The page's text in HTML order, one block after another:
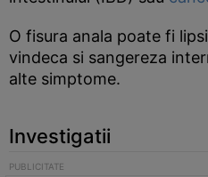
O fisura anala poate fi
vindeca si sangereza
alte simptome.
Investigatii